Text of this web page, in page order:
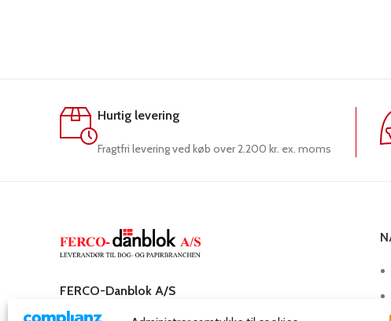
Hurtig levering
Fragtfri levering ved køb over 2.200 kr. ex. moms
FERCO-Danblok A/S
Rosenkæret 31,